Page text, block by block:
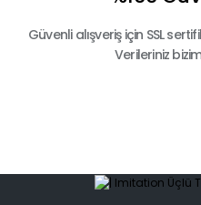
Güvenli alışveriş için SSL
Verileriniz